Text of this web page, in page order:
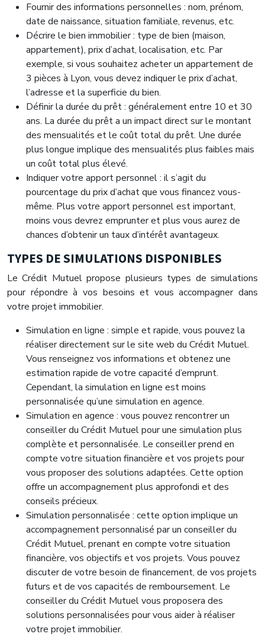
Fournir des informations personnelles : nom, prénom,
date de naissance, situation familiale, revenus, etc.
Décrire le bien immobilier : type de bien (maison,
appartement), prix d’achat, localisation, etc. Par
exemple, si vous souhaitez acheter un appartement de
3 pièces à Lyon, vous devez indiquer le prix d’achat,
l’adresse et la superficie du bien.
Définir la durée du prêt : généralement entre 10 et 30
ans. La durée du prêt a un impact direct sur le montant
des mensualités et le coût total du prêt. Une durée
plus longue implique des mensualités plus faibles mais
un coût total plus élevé.
Indiquer votre apport personnel : il s’agit du
pourcentage du prix d’achat que vous financez vous-
même. Plus votre apport personnel est important,
moins vous devrez emprunter et plus vous aurez de
chances d’obtenir un taux d’intérêt avantageux.
TYPES DE SIMULATIONS DISPONIBLES
Le Crédit Mutuel propose plusieurs types de simulations
pour répondre à vos besoins et vous accompagner dans
votre projet immobilier.
Simulation en ligne : simple et rapide, vous pouvez la
réaliser directement sur le site web du Crédit Mutuel.
Vous renseignez vos informations et obtenez une
estimation rapide de votre capacité d’emprunt.
Cependant, la simulation en ligne est moins
personnalisée qu’une simulation en agence.
Simulation en agence : vous pouvez rencontrer un
conseiller du Crédit Mutuel pour une simulation plus
complète et personnalisée. Le conseiller prend en
compte votre situation financière et vos projets pour
vous proposer des solutions adaptées. Cette option
offre un accompagnement plus approfondi et des
conseils précieux.
Simulation personnalisée : cette option implique un
accompagnement personnalisé par un conseiller du
Crédit Mutuel, prenant en compte votre situation
financière, vos objectifs et vos projets. Vous pouvez
discuter de votre besoin de financement, de vos projets
futurs et de vos capacités de remboursement. Le
conseiller du Crédit Mutuel vous proposera des
solutions personnalisées pour vous aider à réaliser
votre projet immobilier.